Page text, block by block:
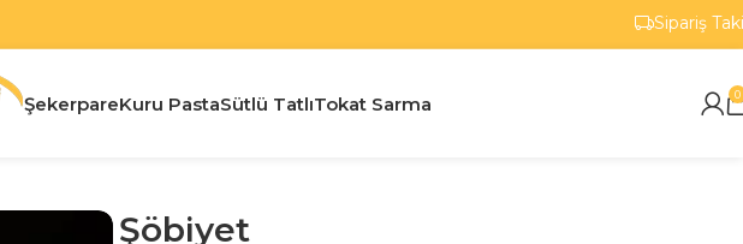
Sipariş
ŞekerpareKuru PastaSütlü TatlıTokat Sarma 0
Şöbiyet